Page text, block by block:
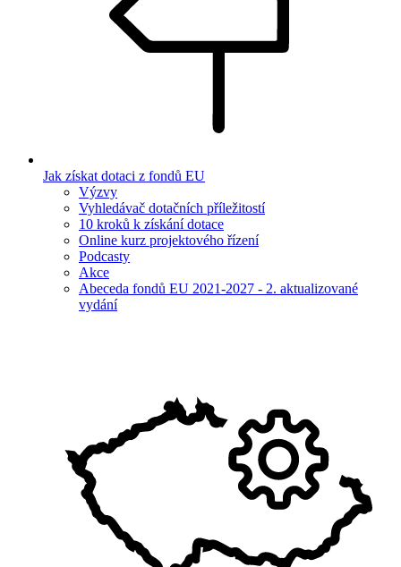
Jak získat dotaci z fondů EU
Výzvy
Vyhledávač dotačních příležitostí
10 kroků k získání dotace
Online kurz projektového řízení
Podcasty
Akce
Abeceda fondů EU 2021-2027 - 2. aktualizované
vydání